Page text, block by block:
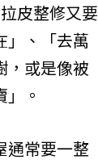
皮整修又要
」、「去萬
，或是像被
。
通常要一整